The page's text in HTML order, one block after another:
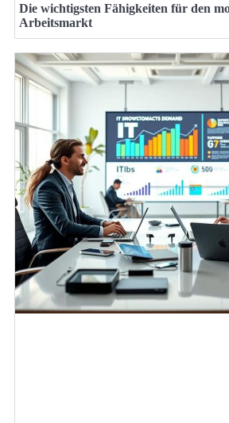
Die wichtigsten Fähigkeiten für den
Arbeitsmarkt